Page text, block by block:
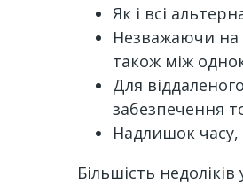
Як і всі
Незважаючи на
також між
Для
забезпечення
Надлишок
Більшість